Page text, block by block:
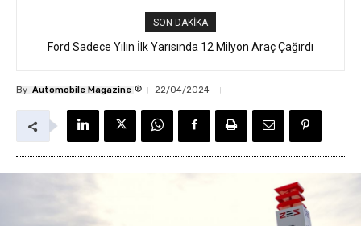
SON DAKIKA
Ford Sadece Yılın İlk Yarısında 12 Milyon Araç Çağırdı
By Automobile Magazine ® 22/04/2024